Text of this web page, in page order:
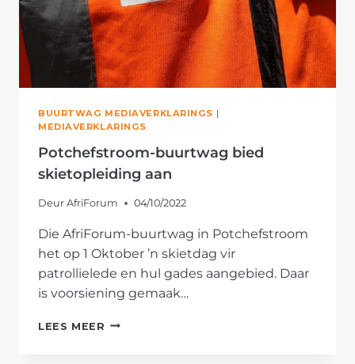
BUURTWAG MEDIAVERKLARINGS |
MEDIAVERKLARINGS
Potchefstroom-buurtwag bied
skietopleiding aan
Deur AfriForum 04/10/2022
Die AfriForum-buurtwag in Potchefstroom
het op 1 Oktober ’n skietdag vir
patrollielede en hul gades aangebied. Daar
is voorsiening gemaak…
LEES MEER POTCHEFSTROOM-